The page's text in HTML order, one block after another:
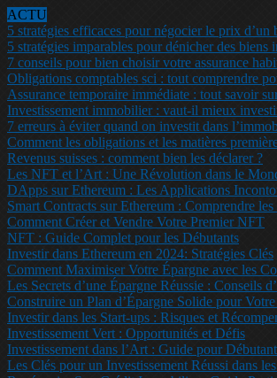
ACTU
5 stratégies efficaces pour négocier le prix
5 stratégies imparables pour dénicher des biens
7 conseils pour bien choisir votre assurance
Obligations comptables sci : tout comprendre
Assurance temporaire immédiate : tout savoir
Investissement immobilier : vaut-il mieux
7 erreurs à éviter quand on investit dans
Comment les obligations et les matières
Revenus suisses : comment bien les déclarer ?
Les NFT et l’Art : Une Révolution dans le
DApps sur Ethereum : Les Applications
Smart Contracts sur Ethereum : Comprendre les
Comment Créer et Vendre Votre Premier NFT
NFT : Guide Complet pour les Débutants
Investir dans Ethereum en 2024: Stratégies Clés
Comment Maximiser Votre Épargne avec les
Les Secrets d’une Épargne Réussie : Conseils
Construire un Plan d’Épargne Solide pour
Investir dans les Start-ups : Risques et
Investissement Vert : Opportunités et Défis
Investissement dans l’Art : Guide pour
Les Clés pour un Investissement Réussi dans